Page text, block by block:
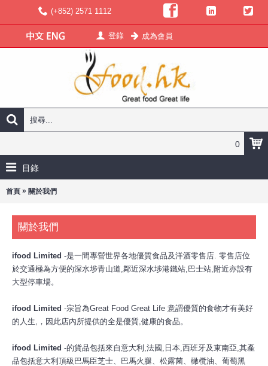
(+852) 2571 1112
登錄 成為會員
0
目錄
首頁 » 關於我們
關於我們
ifood Limited -是一間專營世界各地優質食品及洋酒零售店. 零售店位
於交通極為方便的深水埗青山道,鄰近深水埗港鐵站,巴士站,附近亦設有
大型停車場。
ifood Limited -宗旨為Great Food Great Life 意謂優質的食物才有美好
的人生,，因此店內所提供的全是優質,健康的食品。
ifood Limited -的貨品包括來自意大利,法國,日本,西班牙及東南亞,其產
品包括意大利頂級巴馬臣芝士、巴馬火腿、松露菌、橄欖油、葡萄黑